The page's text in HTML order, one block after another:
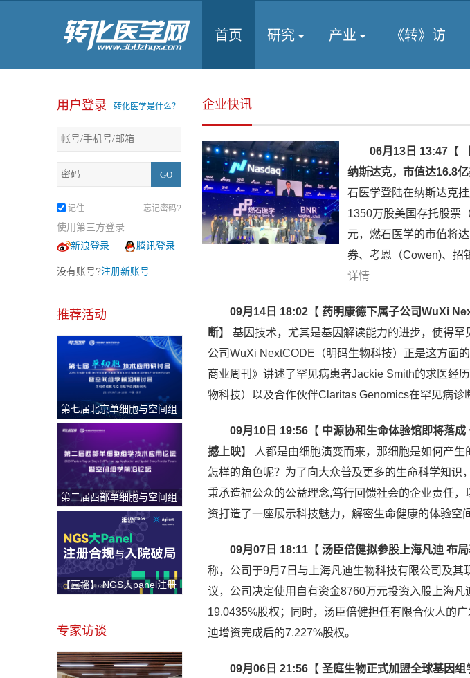
首页 研究 产业 《转》访
用户登录 转化医学是什么？
记住 忘记密码?
使用第三方登录
新浪登录
腾讯登录
没有账号?注册新账号
推荐活动
第七届北京单细胞与空间组
学研讨会
第二届西部单细胞与空间组
学论坛
【直播】 NGS大panel注册
专家访谈
企业快讯
06月13日 13:47【
纳斯达克，市值达16.8亿
石医学登陆在纳斯达克
1350万股美国存托股票
元，燃石医学的市值将
券、考恩（Cowen)、招
详情
09月14日 18:02 【 药明康德下属子公司WuXi
断】
基因技术，尤其是基因解读能力的进步，使得
公司WuXi NextCODE（明码生物科技）正是这方面
商业周刊》讲述了罕见病患者Jackie Smith的求医经
物科技）以及合作伙伴Claritas Genomics在罕见病诊
09月10日 19:56 【 中源协和生命体验馆即将落
撼上映】
人都是由细胞演变而来，那细胞是如何产
怎样的角色呢？为了向大众普及更多的生命科学知识
秉承造福公众的公益理念,笃行回馈社会的企业责任
资打造了一座展示科技魅力，解密生命健康的体验
09月07日 18:11 【 汤臣倍健拟参股上海凡迪 布
称，公司于9月7日与上海凡迪生物科技有限公司及其
议，公司决定使用自有资金8760万元投资入股上海
19.0435%股权；同时，汤臣倍健担任有限合伙人的
迪增资完成后的7.227%股权。
09月06日 21:56 【 圣庭生物正式加盟全球基因组